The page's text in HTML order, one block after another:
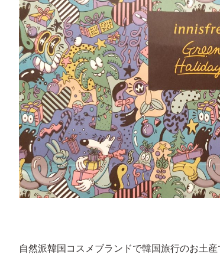
自然派韓国コスメブランドで韓国旅行のお土